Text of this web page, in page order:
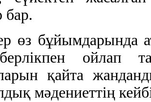
бар.
өз бұйымдарында
ойлап
қайта
мәдениеттің